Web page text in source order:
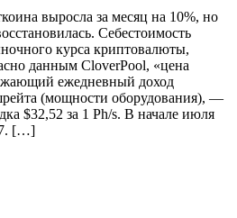
выросла за месяц на 10%, но
Себестоимость
курса криптовалюты,
данным CloverPool, «цена
ежедневный доход
(мощности оборудования), —
$32,52 за 1 Ph/s. В начале июля
[…]